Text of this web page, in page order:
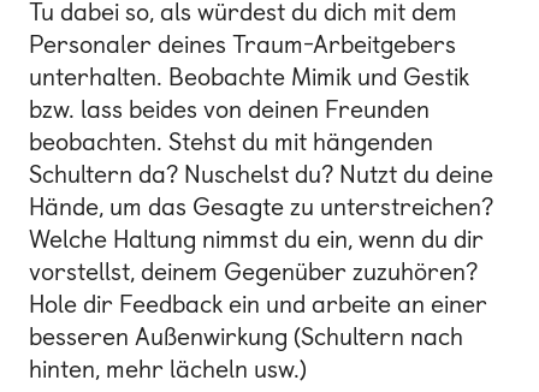
Tu dabei so, als würdest du dich mit dem
Personaler deines Traum-Arbeitgebers
unterhalten. Beobachte Mimik und Gestik
bzw. lass beides von deinen Freunden
beobachten. Stehst du mit hängenden
Schultern da? Nuschelst du? Nutzt du deine
Hände, um das Gesagte zu unterstreichen?
Welche Haltung nimmst du ein, wenn du dir
vorstellst, deinem Gegenüber zuzuhören?
Hole dir Feedback ein und arbeite an einer
besseren Außenwirkung (Schultern nach
hinten, mehr lächeln usw.)